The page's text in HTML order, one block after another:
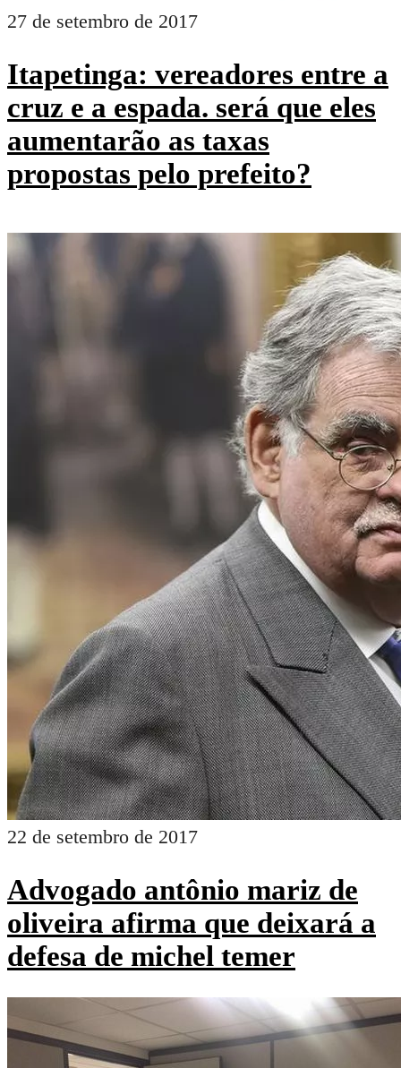
27 de setembro de 2017
Itapetinga: vereadores entre a
cruz e a espada. será que eles
aumentarão as taxas
propostas pelo prefeito?
22 de setembro de 2017
Advogado antônio mariz de
oliveira afirma que deixará a
defesa de michel temer